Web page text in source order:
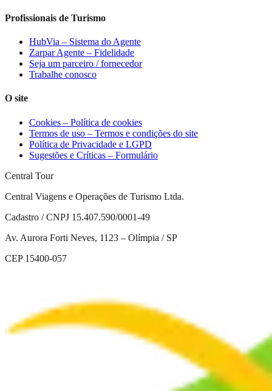
Profissionais de Turismo
HubVia – Sistema do Agente
Zarpar Agente – Fidelidade
Seja um parceiro / fornecedor
Trabalhe conosco
O site
Cookies – Política de cookies
Termos de uso – Termos e condições do site
Política de Privacidade e LGPD
Sugestões e Críticas – Formulário
Central Tour
Central Viagens e Operações de Turismo Ltda.
Cadastro / CNPJ 15.407.590/0001-49
Av. Aurora Forti Neves, 1123 – Olímpia / SP
CEP 15400-057